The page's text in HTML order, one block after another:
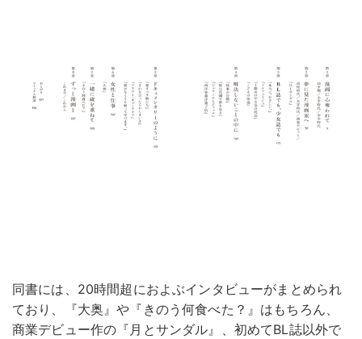
同書には、20時間超におよぶインタビューがまとめられ
ており、『大奥』や『きのう何食べた？』はもちろん、
商業デビュー作の『月とサンダル』、初めてBL誌以外で